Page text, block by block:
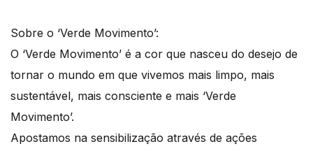
Sobre o ‘Verde Movimento’:
O ‘Verde Movimento’ é a cor que nasceu do desejo de
tornar o mundo em que vivemos mais limpo, mais
sustentável, mais consciente e mais ‘Verde
Movimento’.
Apostamos na sensibilização através de ações